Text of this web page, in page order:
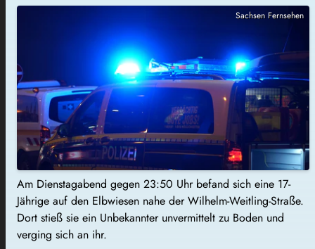
Sachsen Fernsehen
Am Dienstagabend gegen 23:50 Uhr befand sich eine 17-
Jährige auf den Elbwiesen nahe der Wilhelm-Weitling-Straße.
Dort stieß sie ein Unbekannter unvermittelt zu Boden und
verging sich an ihr.